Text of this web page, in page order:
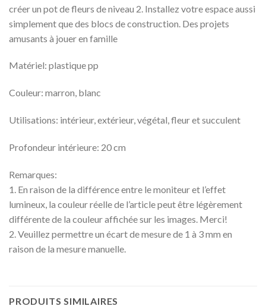
créer un pot de fleurs de niveau 2. Installez votre espace aussi
simplement que des blocs de construction. Des projets
amusants à jouer en famille
Matériel: plastique pp
Couleur: marron, blanc
Utilisations: intérieur, extérieur, végétal, fleur et succulent
Profondeur intérieure: 20 cm
Remarques:
1. En raison de la différence entre le moniteur et l’effet
lumineux, la couleur réelle de l’article peut être légèrement
différente de la couleur affichée sur les images. Merci!
2. Veuillez permettre un écart de mesure de 1 à 3 mm en
raison de la mesure manuelle.
PRODUITS SIMILAIRES